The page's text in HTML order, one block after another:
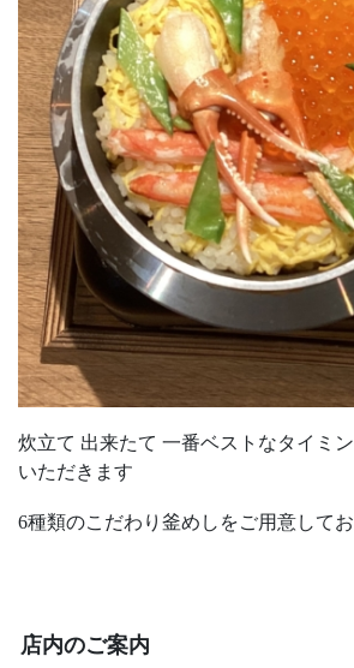
炊立て 出来たて 一番ベストなタイミ
いただきます
6種類のこだわり釜めしをご用意して
店内のご案内